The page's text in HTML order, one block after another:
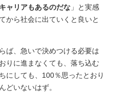
ャリアもあるのだな 」と実感
から社会に出ていくと良いと
ば、急いで決めつける必要は
りに進まなくても、落ち込む
にしても、100％思ったとおり
どいないはず。